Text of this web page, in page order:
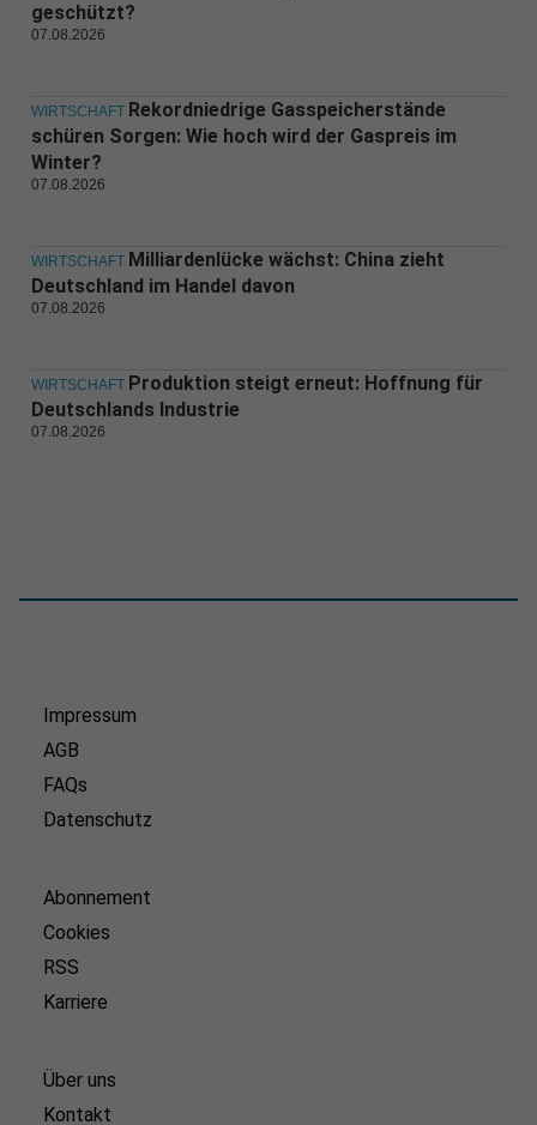
geschützt?
07.08.2026
WIRTSCHAFT Rekordniedrige Gasspeicherstände
schüren Sorgen: Wie hoch wird der Gaspreis im
Winter?
07.08.2026
WIRTSCHAFT Milliardenlücke wächst: China zieht
Deutschland im Handel davon
07.08.2026
WIRTSCHAFT Produktion steigt erneut: Hoffnung für
Deutschlands Industrie
07.08.2026
Impressum
AGB
FAQs
Datenschutz
Abonnement
Cookies
RSS
Karriere
Über uns
Kontakt